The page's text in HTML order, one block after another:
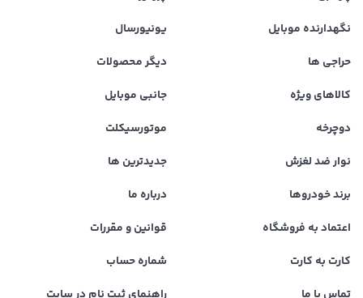
نگهدارنده موبایل
یونیورسال
حراجی ها
دیگر محصولات
کالاهای ویژه
جانبی موبایل
دوچرخه
موتورسیکلت
نوار ضد لغزش
جدیدترین ها
برند خودروها
درباره ما
اعتماد به فروشگاه
قوانین و مقررات
کارت به کارت
شماره حساب